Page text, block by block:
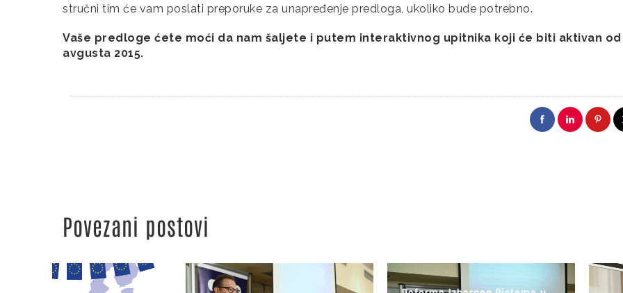
stručni tim će vam poslati preporuke za unapređenje predloga, ukoliko bude potrebno.
Vaše predloge ćete moći da nam šaljete i putem interaktivnog upitnika koji će biti aktivan od
avgusta 2015.
Povezani postovi